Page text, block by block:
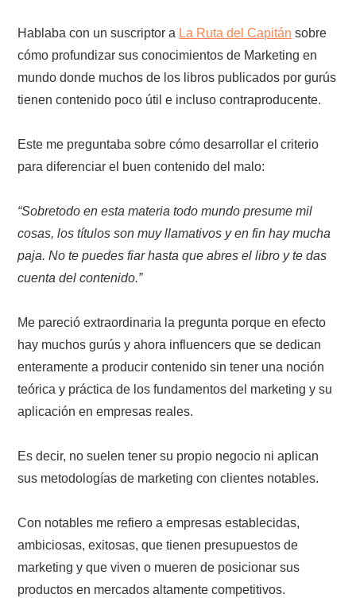
Hablaba con un suscriptor a La Ruta del Capitán sobre
cómo profundizar sus conocimientos de Marketing en
mundo donde muchos de los libros publicados por gurús
tienen contenido poco útil e incluso contraproducente.
Este me preguntaba sobre cómo desarrollar el criterio
para diferenciar el buen contenido del malo:
“Sobretodo en esta materia todo mundo presume mil
cosas, los títulos son muy llamativos y en fin hay mucha
paja. No te puedes fiar hasta que abres el libro y te das
cuenta del contenido.”
Me pareció extraordinaria la pregunta porque en efecto
hay muchos gurús y ahora influencers que se dedican
enteramente a producir contenido sin tener una noción
teórica y práctica de los fundamentos del marketing y su
aplicación en empresas reales.
Es decir, no suelen tener su propio negocio ni aplican
sus metodologías de marketing con clientes notables.
Con notables me refiero a empresas establecidas,
ambiciosas, exitosas, que tienen presupuestos de
marketing y que viven o mueren de posicionar sus
productos en mercados altamente competitivos.